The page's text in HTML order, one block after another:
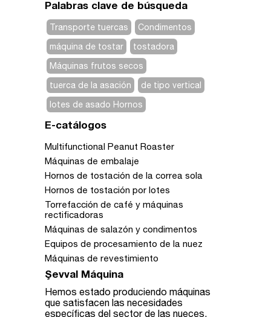
Palabras clave de búsqueda
Transporte tuercas
Condimentos
máquina de tostar
tostadora
Máquinas frutos secos
tuerca de la asación
de tipo vertical
lotes de asado Hornos
E-catálogos
Multifunctional Peanut Roaster
Máquinas de embalaje
Hornos de tostación de la correa sola
Hornos de tostación por lotes
Torrefacción de café y máquinas
rectificadoras
Máquinas de salazón y condimentos
Equipos de procesamiento de la nuez
Máquinas de revestimiento
Şevval Máquina
Hemos estado produciendo máquinas
que satisfacen las necesidades
específicas del sector de las nueces.